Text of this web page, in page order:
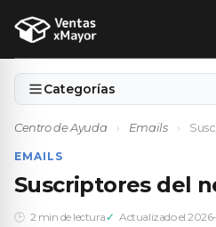
Categorías
Centro de Ayuda › Emails ›
EMAILS
Suscriptores del
2 min de lectura Actualizado el